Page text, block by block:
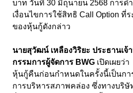
บาท วันที่ 30 มิถุนายน 2568 การด
เงื่อนไขการใช้สิทธิ Call Option ที่
ของหุ้นกู้ดังกล่าว
นายสุวัฒน์ เหลืองวิริยะ ประธานเจ้
กรรมการผู้จัดการ BWG เปิดเผยว่
หุ้นกู้คืนก่อนกำหนดในครั้งนี้เป็นกา
การบริหารสภาพคล่อง ซึ่งทางบริ